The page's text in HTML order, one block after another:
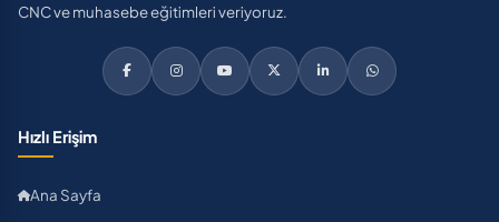
CNC ve muhasebe eğitimleri veriyoruz.
Hızlı Erişim
Ana Sayfa